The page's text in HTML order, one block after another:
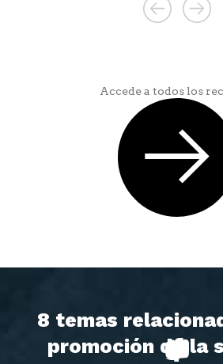
Accede a todos los
8 temas
promoción de la